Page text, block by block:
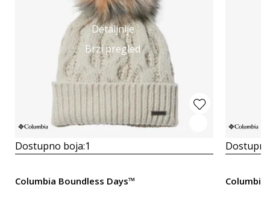
Detaljnije
Brzi pregled
Dostupno boja:1
Columbia Boundless Days™